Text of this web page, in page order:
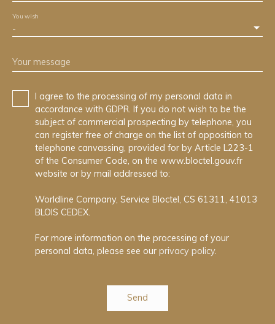
-
You wish
Your message
I agree to the processing of my personal data in
accordance with GDPR. If you do not wish to be the
subject of commercial prospecting by telephone, you
can register free of charge on the list of opposition to
telephone canvassing, provided for by Article L223-1
of the Consumer Code, on the www.bloctel.gouv.fr
website or by mail addressed to:
Worldline Company, Service Bloctel, CS 61311, 41013
BLOIS CEDEX.
For more information on the processing of your
personal data, please see our privacy policy.
Send